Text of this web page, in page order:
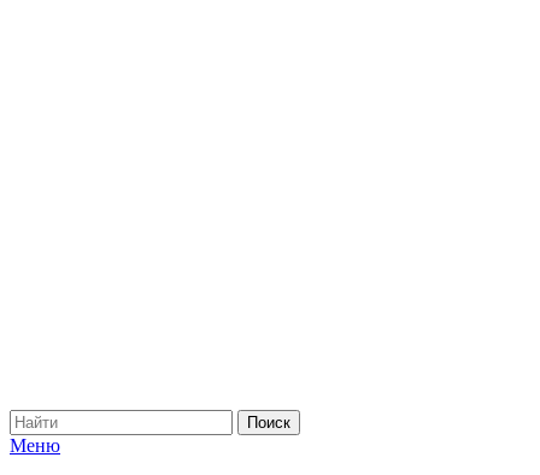
Меню